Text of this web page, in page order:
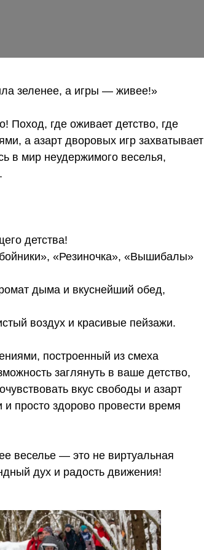
зеленее, а игры — живее!»
Поход, где оживает детство, где
а азарт дворовых игр захватывает
в мир неудержимого веселья,
детства!
«Резиночка», «Вышибалы»
дыма и вкуснейший обед,
воздух и красивые пейзажи.
построенный из смеха
заглянуть в ваше детство,
вкус свободы и азарт
просто здорово провести время
веселье — это не виртуальная
дух и радость движения!